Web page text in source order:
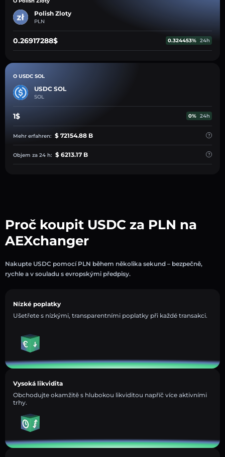
Polish Zloty
PLN
0.26917288$ 0.324453% 24h
O USDC SOL
USDC SOL
SOL
1$ 0% 24h
Mehr erfahren: $ 72154.88 B
Objem za 24 h: $ 6213.17 B
Proč koupit USDC za PLN na
AEXchanger
Nakupte USDC pomocí PLN během několika sekund – bezpečně,
rychle a v souladu s evropskými předpisy.
Nízké poplatky
Ušetřete s nízkými, transparentními poplatky při každé transakci.
Vysoká likvidita
Obchodujte okamžitě s hlubokou likviditou napříč více aktivními
trhy.